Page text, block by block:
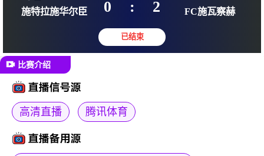
施特拉施华尔臣
2026-05-14 01:40
0 : FC施
比赛介绍
高清直播 腾讯体育